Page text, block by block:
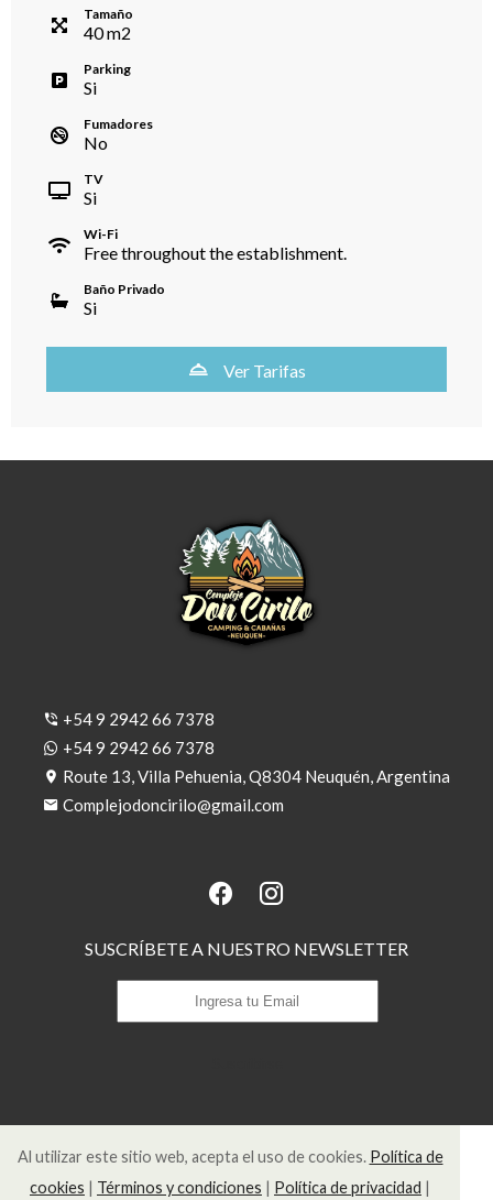
Tamaño
40m2
Parking
Si
Fumadores
No
TV
Si
Wi-Fi
Free throughout the establishment.
Baño Privado
Si
Ver Tarifas
+54 9 2942 66 7378
+54 9 2942 66 7378
Route 13, Villa Pehuenia, Q8304 Neuquén, Argentina
Complejodoncirilo@gmail.com
SUSCRÍBETE A NUESTRO NEWSLETTER
Al utilizar este sitio web, acepta el uso de cookies. Política de
cookies | Términos y condiciones | Política de privacidad |